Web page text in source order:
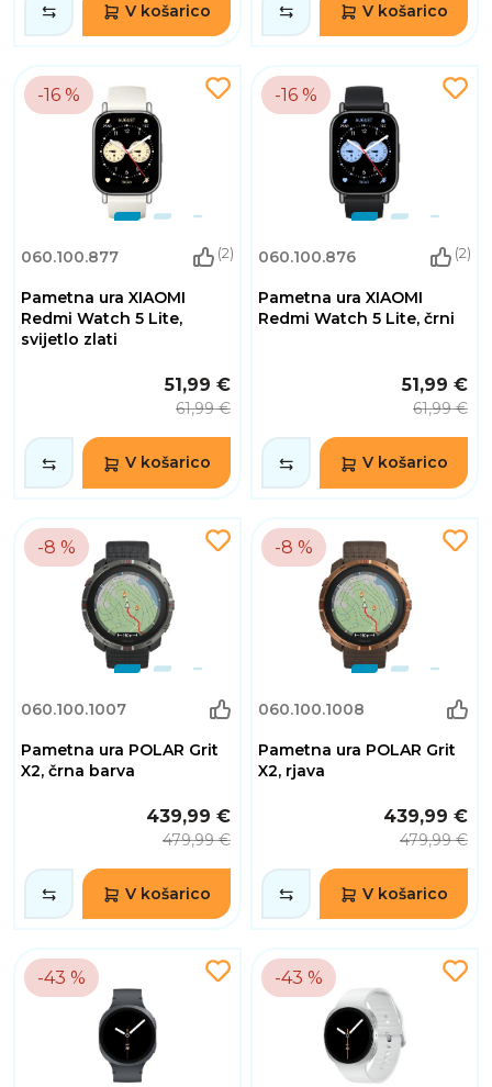
V košarico V košarico
-16 %
060.100.877 (2)
Pametna ura XIAOMI
Redmi Watch 5 Lite,
svijetlo zlati
51,99 €
61,99 €
V košarico
-16 %
060.100.876 (2)
Pametna ura XIAOMI
Redmi Watch 5 Lite, črni
51,99 €
61,99 €
V košarico
-8 %
060.100.1007
Pametna ura POLAR Grit
X2, črna barva
439,99 €
479,99 €
V košarico
-8 %
060.100.1008
Pametna ura POLAR Grit
X2, rjava
439,99 €
479,99 €
V košarico
-43 % -43 %